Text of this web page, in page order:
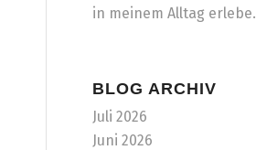
in meinem Alltag erlebe.
BLOG ARCHIV
Juli 2026
Juni 2026